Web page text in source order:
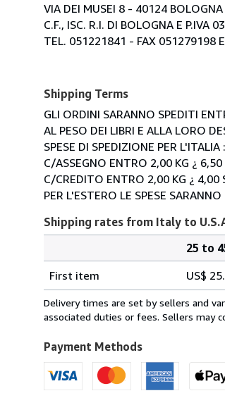
VIA DEI MUSEI 8 - 40124 BOLOGNA
C.F., ISC. R.I. DI BOLOGNA E P.IVA
TEL. 051221841 - FAX
Shipping Terms
GLI ORDINI SARANNO SPEDITI
AL PESO DEI LIBRI E ALLA LORO
SPESE DI SPEDIZIONE PER L'ITALIA :
C/ASSEGNO ENTRO 2,00 KG ¿
C/CREDITO ENTRO 2,00 KG ¿ 4,00
PER L'ESTERO LE SPESE
Shipping rates from Italy to
rates
from
Italy
U.S.A.
25 to
First item
US$
Delivery times are set by sellers and
associated duties or fees. Sellers may
Payment Methods